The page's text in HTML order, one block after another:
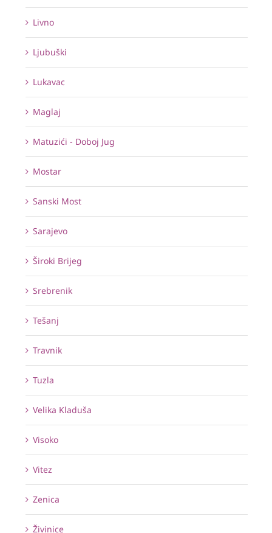
Livno
Ljubuški
Lukavac
Maglaj
Matuzići - Doboj Jug
Mostar
Sanski Most
Sarajevo
Široki Brijeg
Srebrenik
Tešanj
Travnik
Tuzla
Velika Kladuša
Visoko
Vitez
Zenica
Živinice